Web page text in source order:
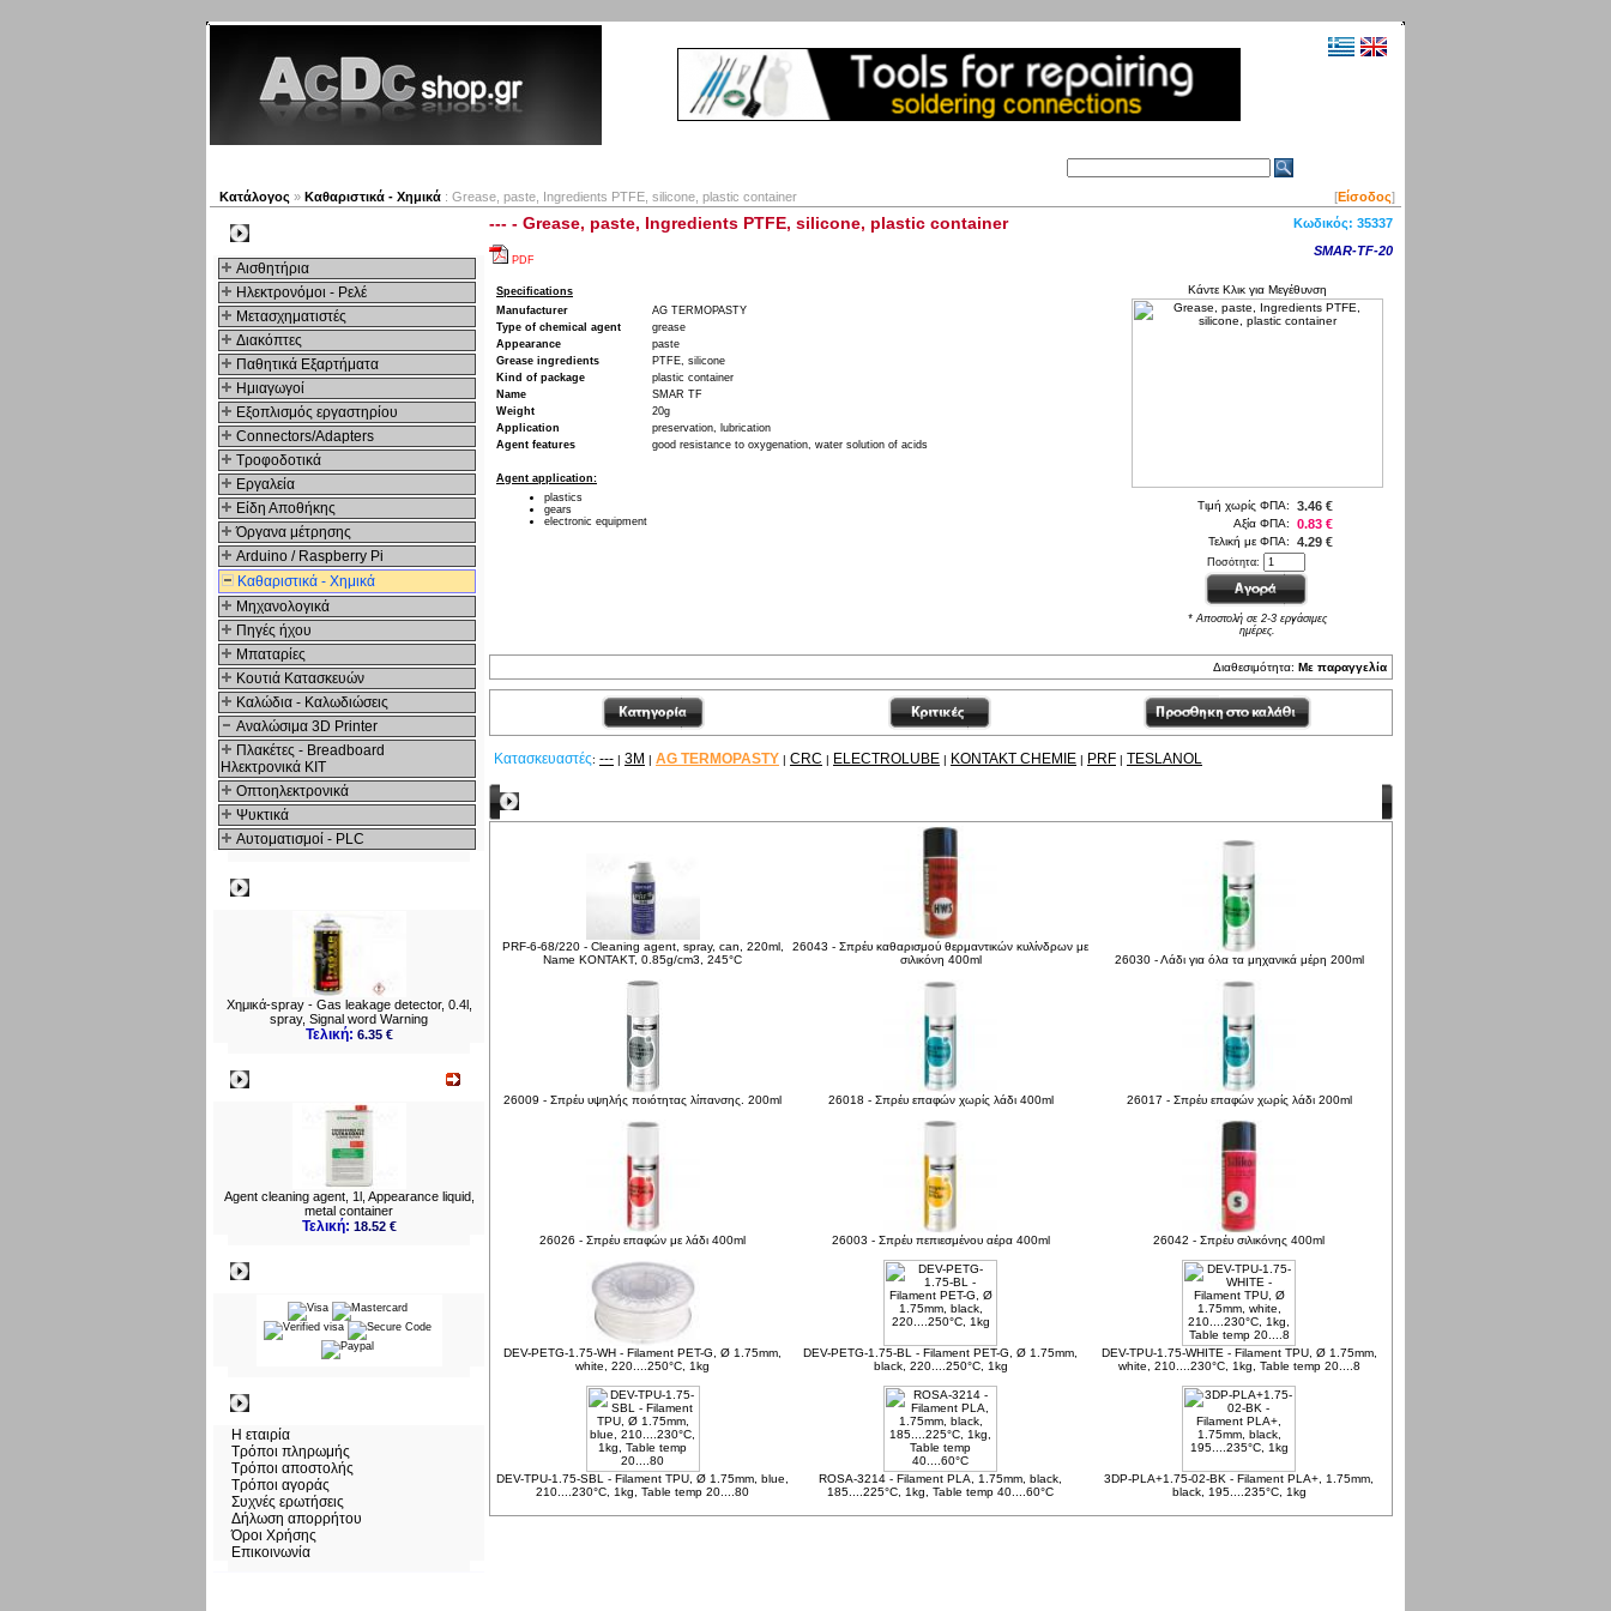
Κατάλογος » Καθαριστικά - Χημικά : Grease, paste, Ingredients PTFE, silicone, plastic container [Είσοδος]
Αισθητήρια
Ηλεκτρονόμοι - Ρελέ
Μετασχηματιστές
Διακόπτες
Παθητικά Εξαρτήματα
Hμιαγωγοί
Εξοπλισμός εργαστηρίου
Connectors/Adapters
Τροφοδοτικά
Εργαλεία
Είδη Αποθήκης
Όργανα μέτρησης
Arduino / Raspberry Pi
Καθαριστικά - Χημικά
Μηχανολογικά
Πηγές ήχου
Μπαταρίες
Κουτιά Κατασκευών
Καλώδια - Καλωδιώσεις
Αναλώσιμα 3D Printer
Πλακέτες - Breadboard
Ηλεκτρονικά ΚΙΤ
Οπτοηλεκτρονικά
Ψυκτικά
Αυτοματισμοί - PLC
Χημικά-spray - Gas leakage detector, 0.4l,
spray, Signal word Warning
Τελική: 6.35 €
Agent cleaning agent, 1l, Appearance liquid,
metal container
Τελική: 18.52 €
Η εταιρία
Τρόποι πληρωμής
Τρόποι αποστολής
Τρόποι αγοράς
Συχνές ερωτήσεις
Δήλωση απορρήτου
Όροι Χρήσης
Επικοινωνία
--- - Grease, paste, Ingredients PTFE, silicone, plastic container Κωδικός: 35337
PDF
SMAR-TF-20
Κάντε Κλικ για Μεγέθυνση
Τιμή χωρίς ΦΠΑ: 3.46 €
Αξία ΦΠΑ: 0.83 €
Τελική με ΦΠΑ: 4.29 €
Ποσότητα:
* Αποστολή σε 2-3 εργάσιμες
ημέρες.
Specifications
Manufacturer
AG TERMOPASTY
Type of chemical agent
grease
Appearance
paste
Grease ingredients
PTFE, silicone
Kind of package
plastic container
Name
SMAR TF
Weight
20g
Application
preservation, lubrication
Agent features
good resistance to oxygenation, water solution of acids
Agent application:
plastics
gears
electronic equipment
Διαθεσιμότητα: Με παραγγελία
Κατασκευαστές: --- | 3M | AG TERMOPASTY | CRC | ELECTROLUBE | KONTAKT CHEMIE | PRF | TESLANOL
PRF-6-68/220 - Cleaning agent, spray, can, 220ml,
Name KONTAKT, 0.85g/cm3, 245°C
26043 - Σπρέυ καθαρισμού θερμαντικών κυλίνδρων με
σιλικόνη 400ml
26030 - Λάδι για όλα τα μηχανικά μέρη 200ml
26009 - Σπρέυ υψηλής ποιότητας λίπανσης. 200ml 26018 - Σπρέυ επαφών χωρίς λάδι 400ml 26017 - Σπρέυ επαφών χωρίς λάδι 200ml
26026 - Σπρέυ επαφών με λάδι 400ml 26003 - Σπρέυ πεπιεσμένου αέρα 400ml 26042 - Σπρέυ σιλικόνης 400ml
DEV-PETG-1.75-WH - Filament PET-G, Ø 1.75mm,
white, 220....250°C, 1kg
DEV-PETG-1.75-BL - Filament PET-G, Ø 1.75mm,
black, 220....250°C, 1kg
DEV-TPU-1.75-WHITE - Filament TPU, Ø 1.75mm,
white, 210....230°C, 1kg, Table temp 20....8
DEV-TPU-1.75-SBL - Filament TPU, Ø 1.75mm, blue,
210....230°C, 1kg, Table temp 20....80
ROSA-3214 - Filament PLA, 1.75mm, black,
185....225°C, 1kg, Table temp 40....60°C
3DP-PLA+1.75-02-BK - Filament PLA+, 1.75mm,
black, 195....235°C, 1kg